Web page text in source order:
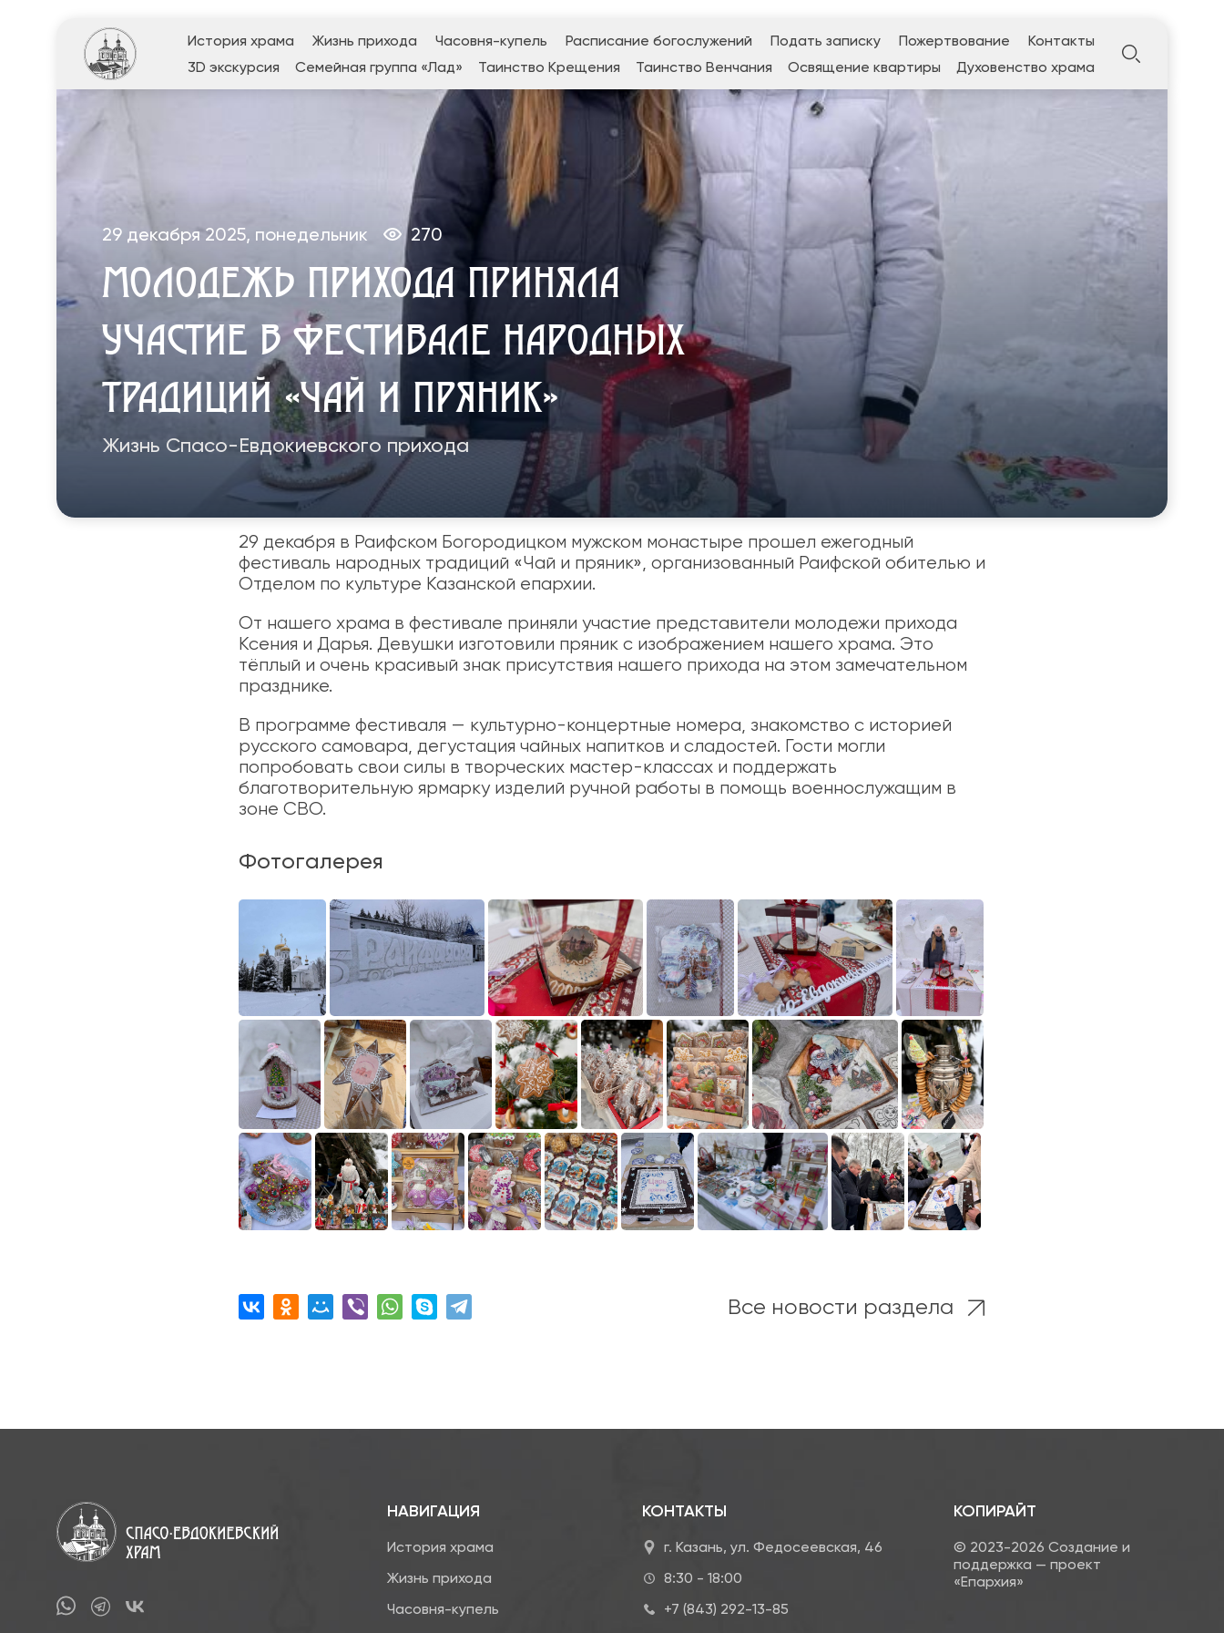
История храма Жизнь прихода Часовня-купель Расписание богослужений Подать записку Пожертвование
Контакты
3D экскурсия
Семейная группа «Лад» Таинство Крещения Таинство Венчания Освящение квартиры Духовенство храма
29 декабря 2025, понедельник 270
МОЛОДЕЖЬ ПРИХОДА ПРИНЯЛА
УЧАСТИЕ В ФЕСТИВАЛЕ НАРОДНЫХ
ТРАДИЦИЙ «ЧАЙ И ПРЯНИК»
Жизнь Спасо-Евдокиевского прихода
29 декабря в Раифском Богородицком мужском монастыре прошел ежегодный
фестиваль народных традиций «Чай и пряник», организованный Раифской обителью и
Отделом по культуре Казанской епархии.
От нашего храма в фестивале приняли участие представители молодежи прихода
Ксения и Дарья. Девушки изготовили пряник с изображением нашего храма. Это
тёплый и очень красивый знак присутствия нашего прихода на этом замечательном
празднике.
В программе фестиваля — культурно-концертные номера, знакомство с историей
русского самовара, дегустация чайных напитков и сладостей. Гости могли
попробовать свои силы в творческих мастер-классах и поддержать
благотворительную ярмарку изделий ручной работы в помощь военнослужащим в
зоне СВО.
Фотогалерея
Все новости раздела
НАВИГАЦИЯ
История храма
Жизнь прихода
Часовня-купель
КОНТАКТЫ
г. Казань, ул. Федосеевская, 46
8:30 - 18:00
+7 (843) 292-13-85
КОПИРАЙТ
© 2023-2026 Создание и
поддержка — проект
«Епархия»